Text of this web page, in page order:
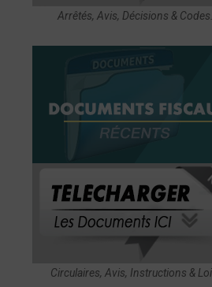
Arrêtés, Avis, Décisions &
Circulaires, Avis, Instructions &